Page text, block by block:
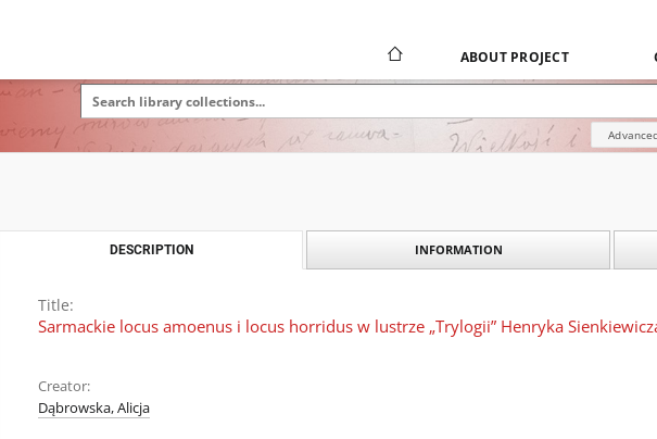
ABOUT PROJECT
DESCRIPTION INFORMATION
Title:
Sarmackie locus amoenus i locus horridus w lustrze „Trylogii” Henryka
Creator:
Dąbrowska, Alicja